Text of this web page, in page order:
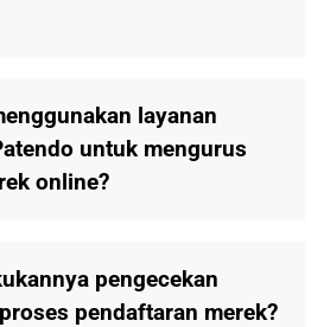
layanan
untuk mengurus
online?
pengecekan
pendaftaran merek?